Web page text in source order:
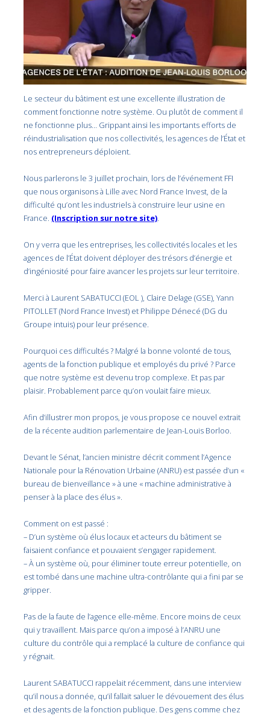
Le secteur du bâtiment est une excellente illustration de
comment fonctionne notre système. Ou plutôt de comment il
ne fonctionne plus… Grippant ainsi les importants efforts de
réindustrialisation que nos collectivités, les agences de l’État et
nos entrepreneurs déploient.
Nous parlerons le 3 juillet prochain, lors de l’événement FFI
que nous organisons à Lille avec Nord France Invest, de la
difficulté qu’ont les industriels à construire leur usine en
France. (Inscription sur notre site).
On y verra que les entreprises, les collectivités locales et les
agences de l’État doivent déployer des trésors d’énergie et
d’ingéniosité pour faire avancer les projets sur leur territoire.
Merci à Laurent SABATUCCI (EOL ), Claire Delage (GSE),Yann
PITOLLET (Nord France Invest) et Philippe Dénecé (DG du
Groupe intuis) pour leur présence.
Pourquoi ces difficultés ? Malgré la bonne volonté de tous,
agents de la fonction publique et employés du privé ? Parce
que notre système est devenu trop complexe. Et pas par
plaisir. Probablement parce qu’on voulait faire mieux.
Afin d’illustrer mon propos, je vous propose ce nouvel extrait
de la récente audition parlementaire de Jean-Louis Borloo.
Devant le Sénat, l’ancien ministre décrit comment l’Agence
Nationale pour la Rénovation Urbaine (ANRU) est passée d’un «
bureau de bienveillance » à une « machine administrative à
penser à la place des élus ».
Comment on est passé :
– D’un système où élus locaux et acteurs du bâtiment se
faisaient confiance et pouvaient s’engager rapidement.
– À un système où, pour éliminer toute erreur potentielle, on
est tombé dans une machine ultra-contrôlante qui a fini par se
gripper.
Pas de la faute de l’agence elle-même. Encore moins de ceux
qui y travaillent. Mais parce qu’on a imposé à l’ANRU une
culture du contrôle qui a remplacé la culture de confiance qui
y régnait.
Laurent SABATUCCI rappelait récemment, dans une interview
qu’il nous a donnée, qu’il fallait saluer le dévouement des élus
et des agents de la fonction publique. Des gens comme chez